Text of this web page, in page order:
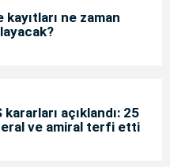
kayıtları ne zaman
kararları açıklandı: 25
ve amiral terfi etti